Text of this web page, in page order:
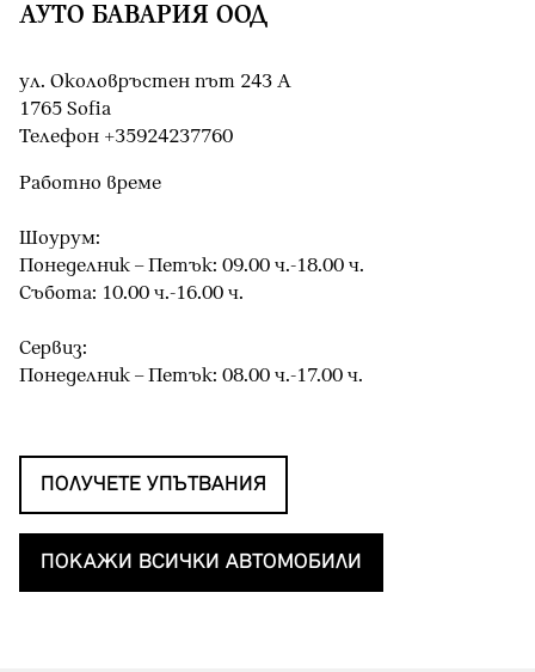
АУТО БАВАРИЯ ООД
ул. Околовръстен път 243 А
1765 Sofia
Teлефон +35924237760
Работно време
Шоурум:
Понеделник – Петък: 09.00 ч.-18.00 ч.
Събота: 10.00 ч.-16.00 ч.
Сервиз:
Понеделник – Петък: 08.00 ч.-17.00 ч.
ПОЛУЧЕТЕ УПЪТВАНИЯ
ПОКАЖИ ВСИЧКИ АВТОМОБИЛИ